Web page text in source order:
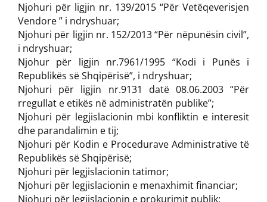
Njohuri për ligjin nr. 139/2015 “Për Vetëqeverisjen
Vendore ” i ndryshuar;
Njohuri për ligjin nr. 152/2013 “Për nëpunësin civil”,
i ndryshuar;
Njohur për ligjin nr.7961/1995 “Kodi i Punës i
Republikës së Shqipërisë”, i ndryshuar;
Njohuri për ligjin nr.9131 datë 08.06.2003 “Për
rregullat e etikës në administratën publike”;
Njohuri për legjislacionin mbi konfliktin e interesit
dhe parandalimin e tij;
Njohuri për Kodin e Procedurave Administrative të
Republikës së Shqipërisë;
Njohuri për legjislacionin tatimor;
Njohuri për legjislacionin e menaxhimit financiar;
Njohuri për legjislacionin e prokurimit publik;